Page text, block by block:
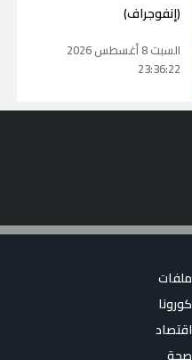
(إنفوجراف)
السبت 8 أغسطس 2026
23:36:22
ملفات
كورونا
اقتصاد